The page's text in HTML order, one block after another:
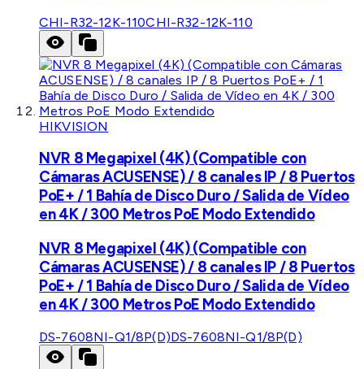
CHI-R32-12K-110CHI-R32-12K-110
HIKVISION
NVR 8 Megapixel (4K) (Compatible con
Cámaras ACUSENSE) / 8 canales IP / 8 Puertos
PoE+ / 1 Bahía de Disco Duro / Salida de Vídeo
en 4K / 300 Metros PoE Modo Extendido
NVR 8 Megapixel (4K) (Compatible con
Cámaras ACUSENSE) / 8 canales IP / 8 Puertos
PoE+ / 1 Bahía de Disco Duro / Salida de Vídeo
en 4K / 300 Metros PoE Modo Extendido
DS-7608NI-Q1/8P(D)DS-7608NI-Q1/8P(D)